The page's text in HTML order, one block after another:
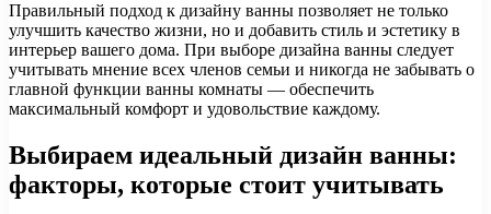
Правильный подход к дизайну ванны позволяет не только
улучшить качество жизни, но и добавить стиль и эстетику в
интерьер вашего дома. При выборе дизайна ванны следует
учитывать мнение всех членов семьи и никогда не забывать о
главной функции ванны комнаты — обеспечить
максимальный комфорт и удовольствие каждому.
Выбираем идеальный дизайн ванны:
факторы, которые стоит учитывать